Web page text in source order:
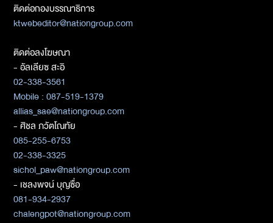
ติดต่อกองบรรณาธิการ
ktwebeditor@nationgroup.com
ติดต่อลงโฆษณา
- อัลเลียซ สะอิ
02-338-3561
Mobile : 087-519-1379
allias_sae@nationgroup.com
- ศิชล ภวัตโณทัย
085-255-6753
02-338-3325
sichol_paw@nationgroup.com
- เชลงพจน์ บุญซื่อ
081-934-2937
chalengpot@nationgroup.com